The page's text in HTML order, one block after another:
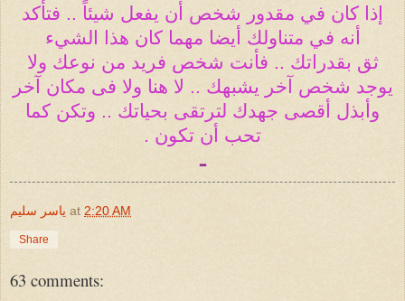
إذا كان في مقدور شخص أن يفعل شيئاً .. فتأكد
أنه في متناولك أيضا مهما كان هذا الشيء
ثق بقدراتك .. فأنت شخص فريد من نوعك ولا
يوجد شخص آخر يشبهك .. لا هنا ولا فى مكان آخر
وأبذل أقصى جهدك لترتقى بحياتك .. وتكن كما
تحب أن تكون .
ـ
ياسر سليم at 2:20 AM
Share
63 comments: